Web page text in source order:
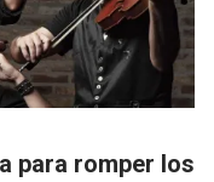
para romper los